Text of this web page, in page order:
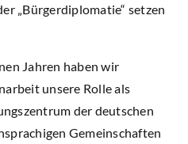
„Bürgerdiplomatie“ setzen
Jahren haben wir
unsere Rolle als
der deutschen
Gemeinschaften